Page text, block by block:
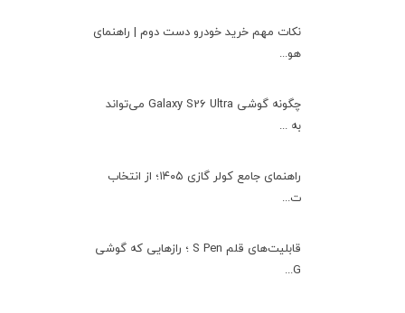
نکات مهم خرید خودرو دست دوم | راهنمای
هو...
چگونه گوشی Galaxy S26 Ultra می‌تواند
به ...
راهنمای جامع کولر گازی ۱۴۰۵؛ از انتخاب
ت...
قابلیت‌های قلم S Pen ؛ رازهایی که گوشی
G...